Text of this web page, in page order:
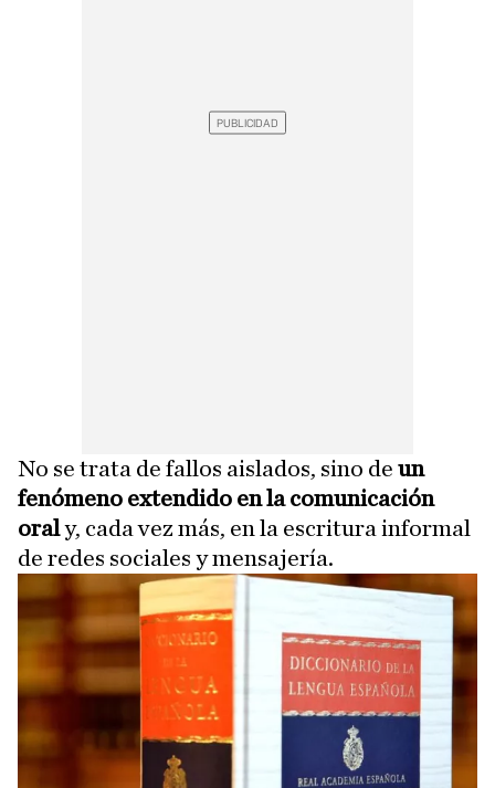
No se trata de fallos aislados, sino de un
fenómeno extendido en la comunicación
oraly, cada vez más, en la escritura informal
de redes sociales y mensajería.